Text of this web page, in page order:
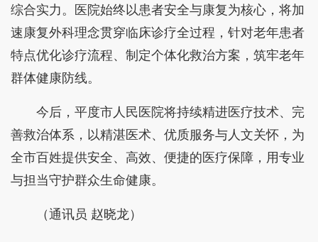
综合实力。医院始终以患者安全与康复为核心，将加
速康复外科理念贯穿临床诊疗全过程，针对老年患者
特点优化诊疗流程、制定个体化救治方案，筑牢老年
群体健康防线。
今后，平度市人民医院将持续精进医疗技术、完
善救治体系，以精湛医术、优质服务与人文关怀，为
全市百姓提供安全、高效、便捷的医疗保障，用专业
与担当守护群众生命健康。
（通讯员 赵晓龙）